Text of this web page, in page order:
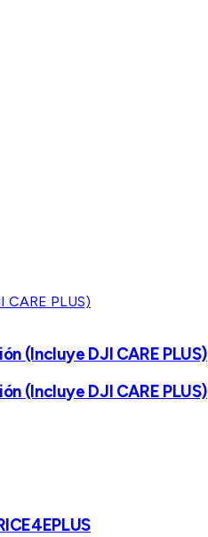
(Incluye DJI CARE PLUS)
(Incluye DJI CARE PLUS)